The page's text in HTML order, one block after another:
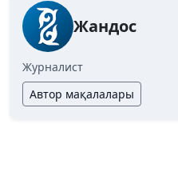
Жандос
Журналист
Автор мақалалары